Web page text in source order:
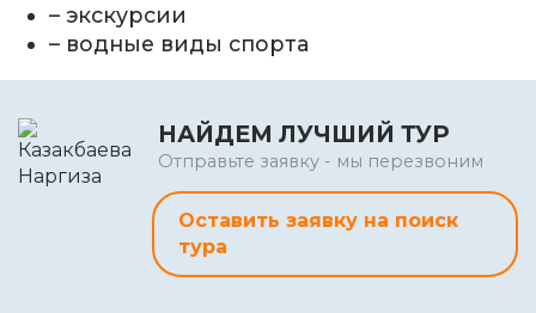
– экскурсии
– водные виды спорта
НАЙДЕМ ЛУЧШИЙ ТУР
Отправьте заявку - мы перезвоним
Оставить заявку на поиск
тура